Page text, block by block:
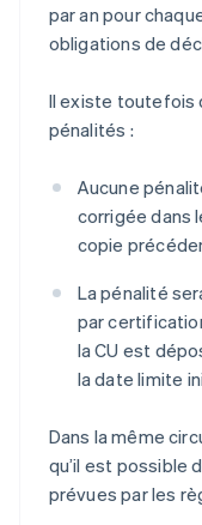
par an pour
obligations de
Il existe toutefois
pénalités :
Aucune
corrigée dans
copie
La pénalité
par
la CU est
la date limite
Dans la même
qu’il est possible
prévues par les